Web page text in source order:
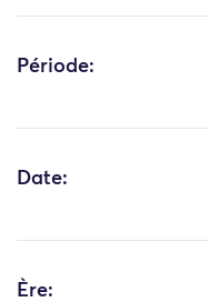
Période:
Date:
Ère: